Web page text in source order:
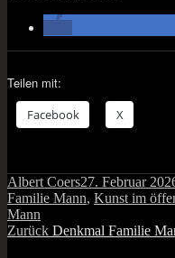
Teilen mit:
Face­book X
Autor
Albert CoersVeröffentlicht
am
27. Februar
Familie Mann, Kunst im
Mann
Zurück Vorheriger
Denkmal Familie